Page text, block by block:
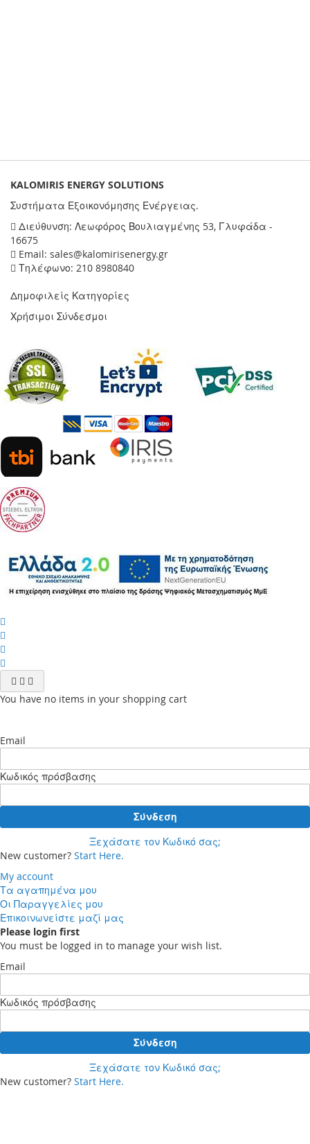
KALOMIRIS ENERGY SOLUTIONS
Συστήματα Εξοικονόμησης Ενέργειας.
Διεύθυνση: Λεωφόρος Βουλιαγμένης 53, Γλυφάδα -
16675
Email: sales@kalomirisenergy.gr
Τηλέφωνο: 210 8980840
Δημοφιλείς Κατηγορίες
Χρήσιμοι Σύνδεσμοι
You have no items in your shopping cart
Email
Κωδικός πρόσβασης
Σύνδεση
Ξεχάσατε τον Κωδικό σας;
New customer? Start Here.
My account
Τα αγαπημένα μου
Οι Παραγγελίες μου
Επικοινωνείστε μαζί μας
Please login first
You must be logged in to manage your wish list.
Email
Κωδικός πρόσβασης
Σύνδεση
Ξεχάσατε τον Κωδικό σας;
New customer? Start Here.